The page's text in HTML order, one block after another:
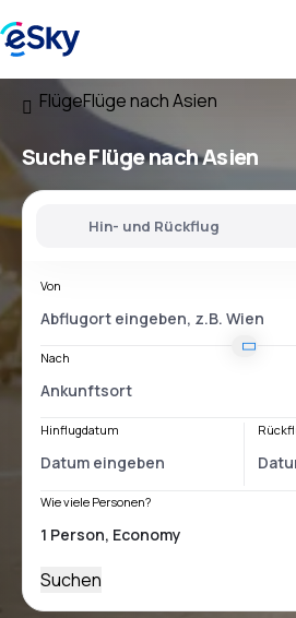
FlügeFlüge nach Asien
Suche Flüge nach Asien
Hin- und Rückflug
Von
Nach
Hinflugdatum
Wie viele Personen?
Suchen